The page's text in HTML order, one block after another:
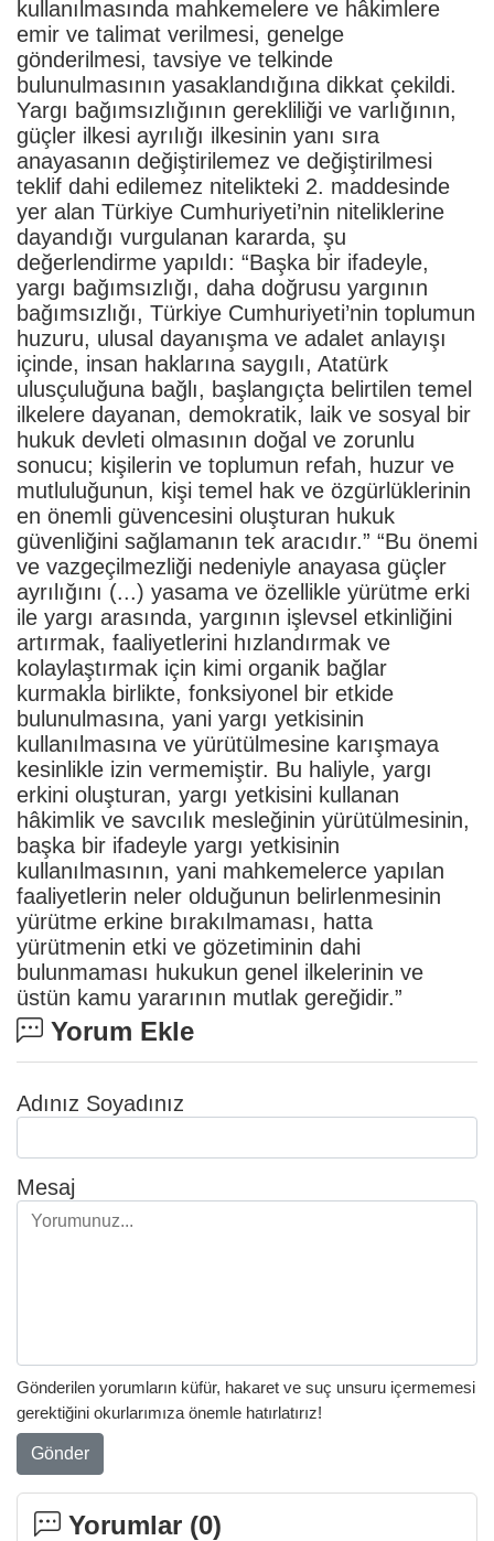
kullanılmasında mahkemelere ve hâkimlere
emir ve talimat verilmesi, genelge
gönderilmesi, tavsiye ve telkinde
bulunulmasının yasaklandığına dikkat çekildi.
Yargı bağımsızlığının gerekliliği ve varlığının,
güçler ilkesi ayrılığı ilkesinin yanı sıra
anayasanın değiştirilemez ve değiştirilmesi
teklif dahi edilemez nitelikteki 2. maddesinde
yer alan Türkiye Cumhuriyeti’nin niteliklerine
dayandığı vurgulanan kararda, şu
değerlendirme yapıldı: “Başka bir ifadeyle,
yargı bağımsızlığı, daha doğrusu yargının
bağımsızlığı, Türkiye Cumhuriyeti’nin toplumun
huzuru, ulusal dayanışma ve adalet anlayışı
içinde, insan haklarına saygılı, Atatürk
ulusçuluğuna bağlı, başlangıçta belirtilen temel
ilkelere dayanan, demokratik, laik ve sosyal bir
hukuk devleti olmasının doğal ve zorunlu
sonucu; kişilerin ve toplumun refah, huzur ve
mutluluğunun, kişi temel hak ve özgürlüklerinin
en önemli güvencesini oluşturan hukuk
güvenliğini sağlamanın tek aracıdır.” “Bu önemi
ve vazgeçilmezliği nedeniyle anayasa güçler
ayrılığını (...) yasama ve özellikle yürütme erki
ile yargı arasında, yargının işlevsel etkinliğini
artırmak, faaliyetlerini hızlandırmak ve
kolaylaştırmak için kimi organik bağlar
kurmakla birlikte, fonksiyonel bir etkide
bulunulmasına, yani yargı yetkisinin
kullanılmasına ve yürütülmesine karışmaya
kesinlikle izin vermemiştir. Bu haliyle, yargı
erkini oluşturan, yargı yetkisini kullanan
hâkimlik ve savcılık mesleğinin yürütülmesinin,
başka bir ifadeyle yargı yetkisinin
kullanılmasının, yani mahkemelerce yapılan
faaliyetlerin neler olduğunun belirlenmesinin
yürütme erkine bırakılmaması, hatta
yürütmenin etki ve gözetiminin dahi
bulunmaması hukukun genel ilkelerinin ve
üstün kamu yararının mutlak gereğidir.”
Yorum Ekle
Adınız Soyadınız
Mesaj
Gönderilen yorumların küfür, hakaret ve suç unsuru içermemesi
gerektiğini okurlarımıza önemle hatırlatırız!
Gönder
Yorumlar (0)